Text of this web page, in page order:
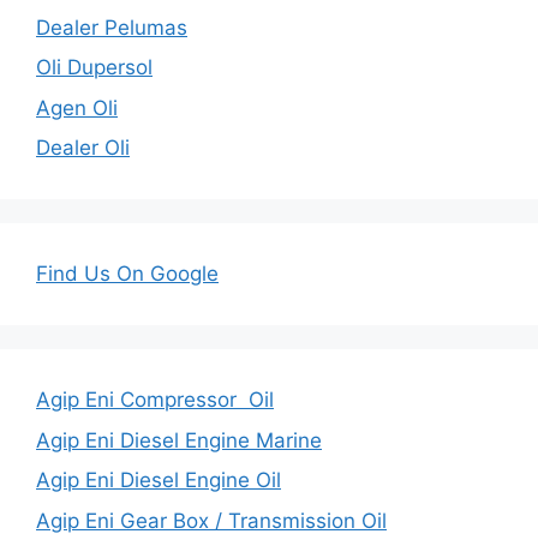
Dealer Pelumas
Oli Dupersol
Agen Oli
Dealer Oli
Find Us On Google
Agip Eni Compressor Oil
Agip Eni Diesel Engine Marine
Agip Eni Diesel Engine Oil
Agip Eni Gear Box / Transmission Oil